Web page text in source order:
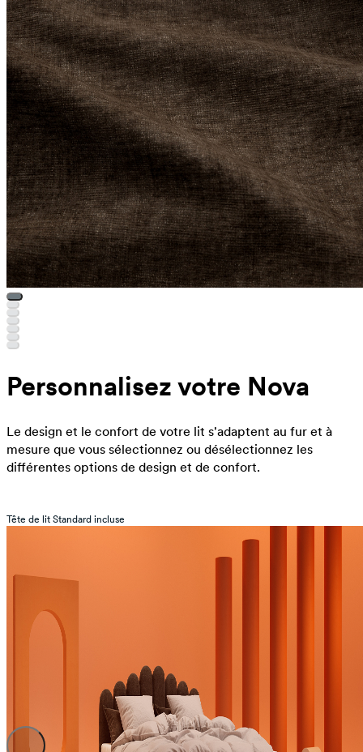
Personnalisez votre Nova
Le design et le confort de votre lit s'adaptent au fur et à
mesure que vous sélectionnez ou désélectionnez les
différentes options de design et de confort.
Tête de lit Standard incluse